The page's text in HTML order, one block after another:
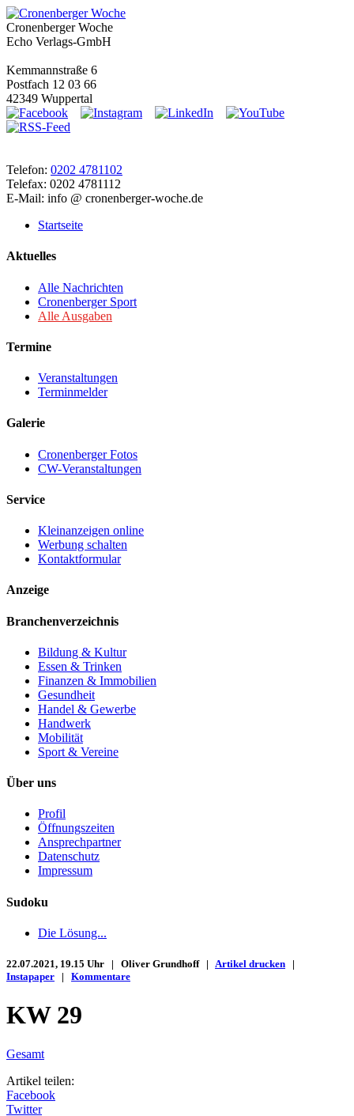
Cronenberger Woche
Echo Verlags-GmbH
Kemmannstraße 6
Postfach 12 03 66
42349 Wuppertal
Telefon: 0202 4781102
Telefax: 0202 4781112
E-Mail: info @ cronenberger-woche.de
Startseite
Aktuelles
Alle Nachrichten
Cronenberger Sport
Alle Ausgaben
Termine
Veranstaltungen
Terminmelder
Galerie
Cronenberger Fotos
CW-Veranstaltungen
Service
Kleinanzeigen online
Werbung schalten
Kontaktformular
Anzeige
Branchenverzeichnis
Bildung & Kultur
Essen & Trinken
Finanzen & Immobilien
Gesundheit
Handel & Gewerbe
Handwerk
Mobilität
Sport & Vereine
Über uns
Profil
Öffnungszeiten
Ansprechpartner
Datenschutz
Impressum
Sudoku
Die Lösung...
22.07.2021, 19.15 Uhr | Oliver Grundhoff | Artikel drucken |
Instapaper | Kommentare
KW 29
Gesamt
Artikel teilen:
Facebook
Twitter